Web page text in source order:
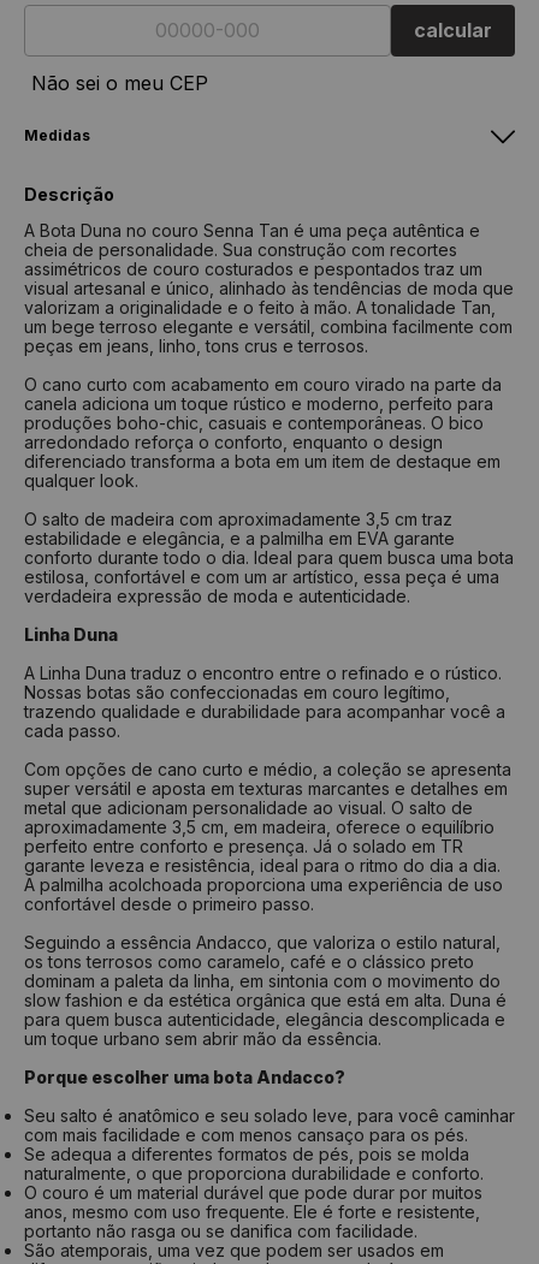
calcular
Não sei o meu CEP
Medidas
33
23,4 cm
7,2 cm
34
24,1 cm
7,4 cm
35
24,8 cm
7,6 cm
36
25,5 cm
37
26,2 cm
8,0 cm
38
26,9 cm
8,2 cm
39
27,6 cm
8,4 cm
40
Como medir?
Centralize seu pé em uma folha de papel
Faça um risco a partir do seu calcanhar
Repita o risco na frente do dedão
Repita a medida na largura do pé
Tire a medida do comprimento das linhas
Verifique na tabela qual a numeração indicada
Descrição
A Bota Duna no couro Senna Tan é uma peça autêntica e
cheia de personalidade. Sua construção com recortes
assimétricos de couro costurados e pespontados traz um
visual artesanal e único, alinhado às tendências de moda que
valorizam a originalidade e o feito à mão. A tonalidade Tan,
um bege terroso elegante e versátil, combina facilmente com
peças em jeans, linho, tons crus e terrosos.
O cano curto com acabamento em couro virado na parte da
canela adiciona um toque rústico e moderno, perfeito para
produções boho-chic, casuais e contemporâneas. O bico
arredondado reforça o conforto, enquanto o design
diferenciado transforma a bota em um item de destaque em
qualquer look.
O salto de madeira com aproximadamente 3,5 cm traz
estabilidade e elegância, e a palmilha em EVA garante
conforto durante todo o dia. Ideal para quem busca uma bota
estilosa, confortável e com um ar artístico, essa peça é uma
verdadeira expressão de moda e autenticidade.
Linha Duna
A Linha Duna traduz o encontro entre o refinado e o rústico.
Nossas botas são confeccionadas em couro legítimo,
trazendo qualidade e durabilidade para acompanhar você a
cada passo.
Com opções de cano curto e médio, a coleção se apresenta
super versátil e aposta em texturas marcantes e detalhes em
metal que adicionam personalidade ao visual. O salto de
aproximadamente 3,5 cm, em madeira, oferece o equilíbrio
perfeito entre conforto e presença. Já o solado em TR
garante leveza e resistência, ideal para o ritmo do dia a dia.
A palmilha acolchoada proporciona uma experiência de uso
confortável desde o primeiro passo.
Seguindo a essência Andacco, que valoriza o estilo natural,
os tons terrosos como caramelo, café e o clássico preto
dominam a paleta da linha, em sintonia com o movimento do
slow fashion e da estética orgânica que está em alta. Duna é
para quem busca autenticidade, elegância descomplicada e
um toque urbano sem abrir mão da essência.
Porque escolher uma bota Andacco?
Seu salto é anatômico e seu solado leve, para você caminhar
com mais facilidade e com menos cansaço para os pés.
Se adequa a diferentes formatos de pés, pois se molda
naturalmente, o que proporciona durabilidade e conforto.
O couro é um material durável que pode durar por muitos
anos, mesmo com uso frequente. Ele é forte e resistente,
portanto não rasga ou se danifica com facilidade.
São atemporais, uma vez que podem ser usados em